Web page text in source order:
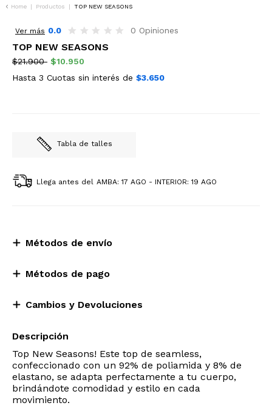
Home | Productos | TOP NEW SEASONS
Ver más 0.0 0 Opiniones
TOP NEW SEASONS
$21.900 $10.950
Hasta 3 Cuotas sin interés de $3.650
Tabla de talles
Llega antes del AMBA: 17 AGO - INTERIOR: 19 AGO
Métodos de envío
Métodos de pago
Cambios y Devoluciones
Descripción
Top New Seasons! Este top de seamless,
confeccionado con un 92% de poliamida y 8% de
elastano, se adapta perfectamente a tu cuerpo,
brindándote comodidad y estilo en cada
movimiento.